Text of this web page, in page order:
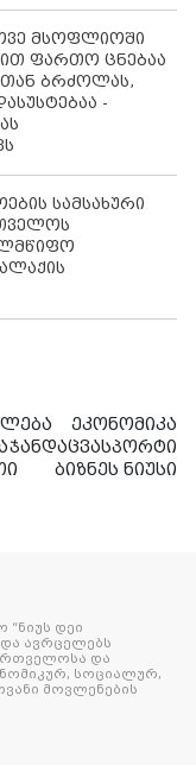
მსოფლიოში
ფართო ცნებაა
ბრძოლას,
-
სამსახური
ეკონომიკა
ჯანდაცვასპორტი
ბიზნეს ნიუსი
დეი
ავრცელებს
და
სოციალურ,
მოვლენების